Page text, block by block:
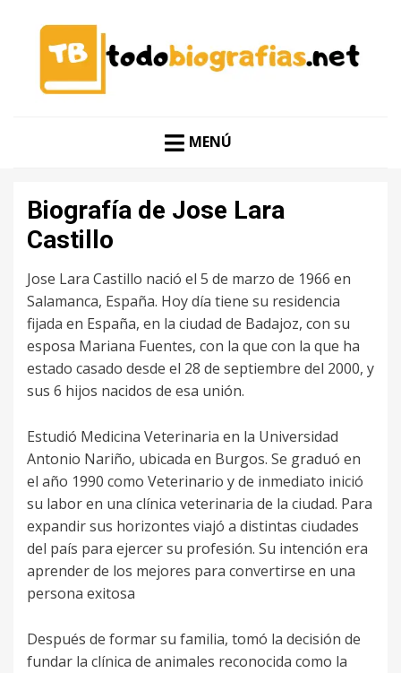
TODO BIOGRAFÍAS
MENÚ
Biografía de Jose Lara
Castillo
Jose Lara Castillo nació el 5 de marzo de 1966 en
Salamanca, España. Hoy día tiene su residencia
fijada en España, en la ciudad de Badajoz, con su
esposa Mariana Fuentes, con la que con la que ha
estado casado desde el 28 de septiembre del 2000, y
sus 6 hijos nacidos de esa unión.
Estudió Medicina Veterinaria en la Universidad
Antonio Nariño, ubicada en Burgos. Se graduó en
el año 1990 como Veterinario y de inmediato inició
su labor en una clínica veterinaria de la ciudad. Para
expandir sus horizontes viajó a distintas ciudades
del país para ejercer su profesión. Su intención era
aprender de los mejores para convertirse en una
persona exitosa
Después de formar su familia, tomó la decisión de
fundar la clínica de animales reconocida como la